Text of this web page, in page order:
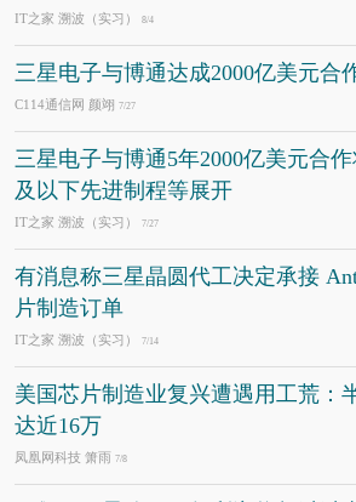
IT之家 溯波（实习） 8/4
三星电子与博通达成2000亿美元合
C114通信网 颜翊 7/27
三星电子与博通5年2000亿美元合
及以下先进制程等展开
IT之家 溯波（实习） 7/27
有消息称三星晶圆代工决定承接
片制造订单
IT之家 溯波（实习） 7/14
美国芯片制造业复兴遭遇用工荒：
达近16万
凤凰网科技 箫雨 7/8